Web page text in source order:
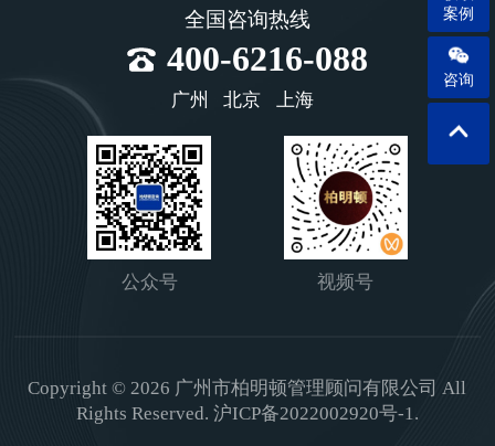
全国咨询热线
400-6216-088
广州 北京 上海
公众号 视频号
Copyright © 2026 广州市柏明顿管理顾问有限公司 All
Rights Reserved. 沪ICP备2022002920号-1.
案例
咨询